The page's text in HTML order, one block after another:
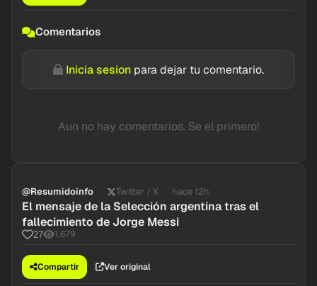
Comentarios
Inicia sesion para dejar tu comentario.
Aun no hay comentarios. Se el primero!
@Resumidoinfo Twitter / X hace 12h
El mensaje de la Selección argentina tras el
fallecimiento de Jorge Messi
27 1,679
Compartir Ver original